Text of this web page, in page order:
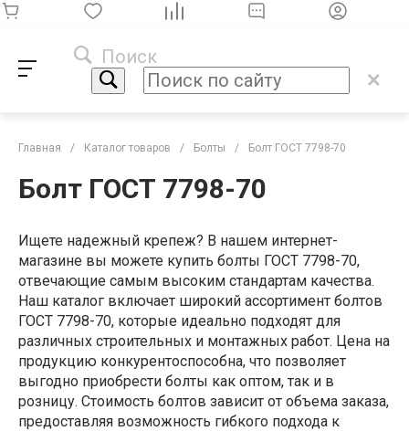
Поиск
Главная / Каталог товаров / Болты / Болт ГОСТ 7798-70
Болт ГОСТ 7798-70
Ищете надежный крепеж? В нашем интернет-
магазине вы можете купить болты ГОСТ 7798-70,
отвечающие самым высоким стандартам качества.
Наш каталог включает широкий ассортимент болтов
ГОСТ 7798-70, которые идеально подходят для
различных строительных и монтажных работ. Цена на
продукцию конкурентоспособна, что позволяет
выгодно приобрести болты как оптом, так и в
розницу. Стоимость болтов зависит от объема заказа,
предоставляя возможность гибкого подхода к